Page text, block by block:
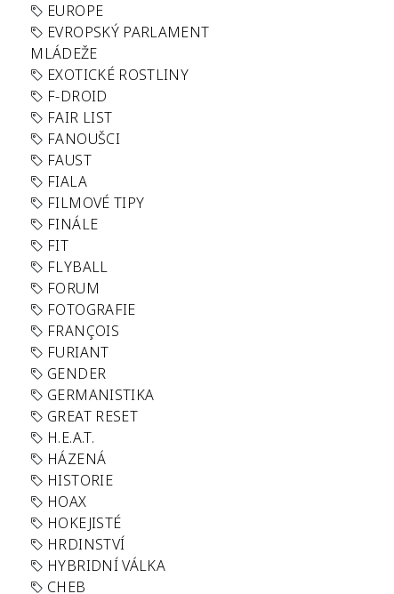
EUROPE
EVROPSKÝ PARLAMENT
MLÁDEŽE
EXOTICKÉ ROSTLINY
F-DROID
FAIR LIST
FANOUŠCI
FAUST
FIALA
FILMOVÉ TIPY
FINÁLE
FIT
FLYBALL
FORUM
FOTOGRAFIE
FRANÇOIS
FURIANT
GENDER
GERMANISTIKA
GREAT RESET
H.E.A.T.
HÁZENÁ
HISTORIE
HOAX
HOKEJISTÉ
HRDINSTVÍ
HYBRIDNÍ VÁLKA
CHEB